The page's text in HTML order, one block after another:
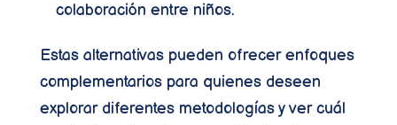
colaboración entre niños.
Estas alternativas pueden ofrecer enfoques
complementarios para quienes deseen
explorar diferentes metodologías y ver cuál